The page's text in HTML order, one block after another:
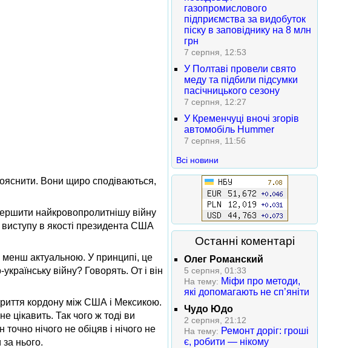
Вони щиро сподіваються,
найкровопролитнішу війну
виступу в якості президента США
менш актуальною. У принципі, це
війну? Говорять. От і він
кордону між США і Мексикою.
цікавить. Так чого ж тоді ви
нічого не обіцяв і нічого не
нього.
газопромислового
підприємства за видобуток
піску в заповіднику на 8 млн
грн
7 серпня, 12:53
У Полтаві провели свято
меду та підбили підсумки
пасічницького сезону
7 серпня, 12:27
У Кременчуці вночі згорів
автомобіль Hummer
7 серпня, 11:56
Всі новини
Останні коментарі
Олег Романский
5 серпня, 01:33
На тему: Міфи про методи,
які допомагають не сп’яніти
Чудо Юдо
2 серпня, 21:12
На тему: Ремонт доріг: гроші
є, робити — нікому